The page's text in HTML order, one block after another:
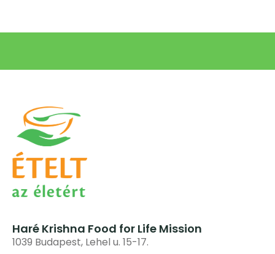
Haré Krishna Food for Life Mission
1039 Budapest, Lehel u. 15-17.